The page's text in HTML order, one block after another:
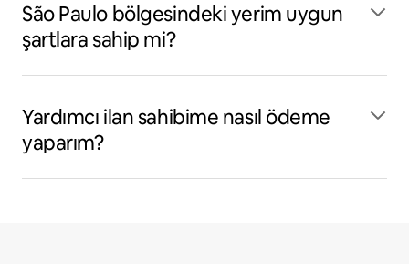
São Paulo bölgesindeki yerim uygun
şartlara sahip mi?
Yardımcı ilan sahibime nasıl ödeme
yaparım?